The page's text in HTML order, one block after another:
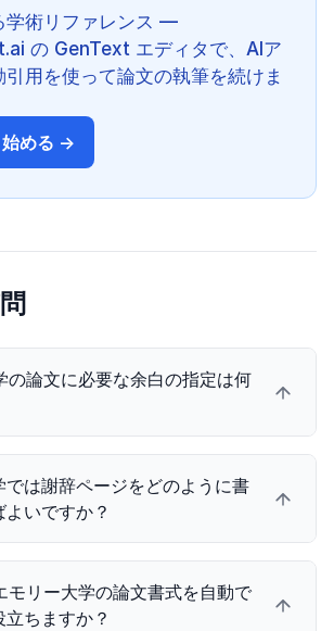
学術リファレンス —
の GenText エディタで、AIア
引用を使って論文の執筆を続けま
始める →
の論文に必要な余白の指定は何
では謝辞ページをどのように書
いですか？
モリー大学の論文書式を自動で
ちますか？